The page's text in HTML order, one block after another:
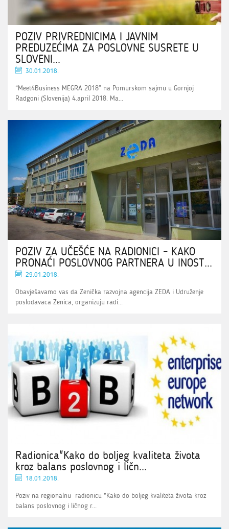
POZIV PRIVREDNICIMA I JAVNIM
PREDUZEĆIMA ZA POSLOVNE SUSRETE U
SLOVENI...
30.01.2018.
“Meet4Business MEGRA 2018” na Pomurskom sajmu u Gornjoj
Radgoni (Slovenija) 4.april 2018. Ma...
POZIV ZA UČEŠĆE NA RADIONICI – KAKO
PRONAĆI POSLOVNOG PARTNERA U INOST...
29.01.2018.
Obavješavamo vas da Zenička razvojna agencija ZEDA i Udruženje
poslodavaca Zenica, organizuju radi...
Radionica"Kako do boljeg kvaliteta života
kroz balans poslovnog i ličn...
18.01.2018.
Poziv na regionalnu radionicu "Kako do boljeg kvaliteta života kroz
balans poslovnog i ličnog r...